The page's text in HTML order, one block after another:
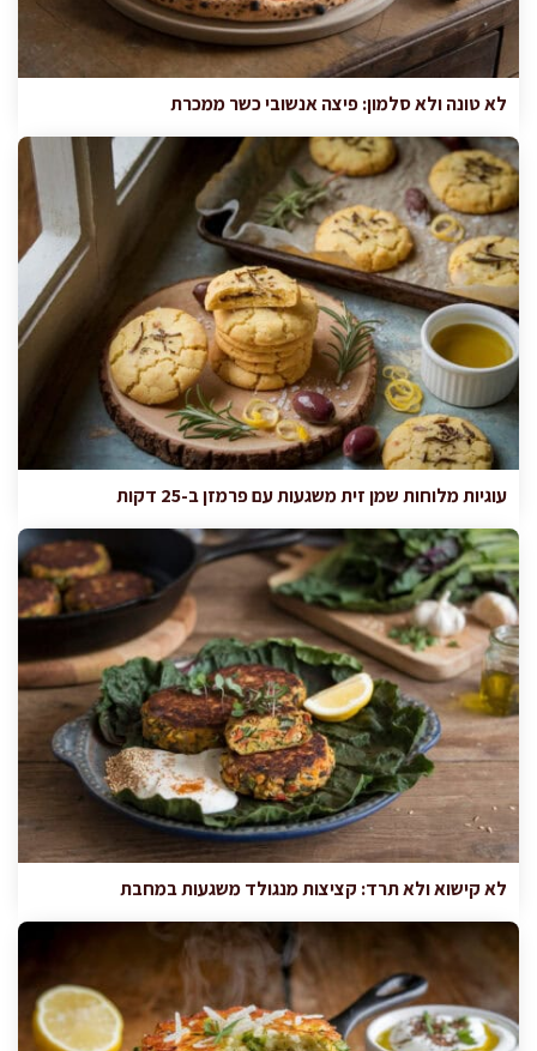
לא טונה ולא סלמון: פיצה אנשובי כשר ממכרת
עוגיות מלוחות שמן זית משגעות עם פרמזן ב-25 דקות
לא קישוא ולא תרד: קציצות מנגולד משגעות במחבת